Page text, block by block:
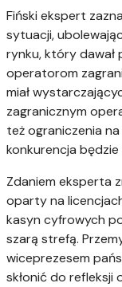
Fiński ekspert
sytuacji,
rynku, który dawał
operatorom
miał
zagranicznym
też ograniczenia
konkurencja będzie
Zdaniem eksperta
oparty na
kasyn cyfrowych
szarą strefą.
wiceprezesem
skłonić do refleksji